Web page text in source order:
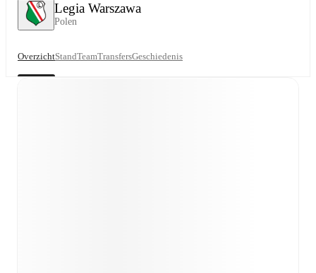
Legia Warszawa
Polen
OverzichtStandTeamTransfersGeschiedenis